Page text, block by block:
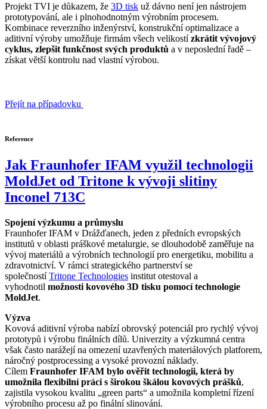
Projekt TVI je důkazem, že 3D tisk už dávno není jen nástrojem
prototypování, ale i plnohodnotným výrobním procesem.
Kombinace reverzního inženýrství, konstrukční optimalizace a
aditivní výroby umožňuje firmám všech velikostízkrátit vývojový
cyklus, zlepšit funkčnost svých produktů a v neposlední řadě –
získat větší kontrolu nad vlastní výrobou.
Přejít na případovku
Reference
Jak Fraunhofer IFAM využil technologii
MoldJet od Tritone k vývoji slitiny
Inconel 713C
Spojení výzkumu a průmyslu
Fraunhofer IFAM v Drážďanech, jeden z předních evropských
institutů v oblasti práškové metalurgie, se dlouhodobě zaměřuje na
vývoj materiálů a výrobních technologií pro energetiku, mobilitu a
zdravotnictví. V rámci strategického partnerství se
společnostíTritone Technologies institut otestoval a
vyhodnotil možnosti kovového 3D tisku pomocí technologie
MoldJet.
Výzva
Kovová aditivní výroba nabízí obrovský potenciál pro rychlý vývoj
prototypů i výrobu finálních dílů. Univerzity a výzkumná centra
však často narážejí na omezení uzavřených materiálových platforem,
náročný postprocessing a vysoké provozní náklady.
Cílem Fraunhofer IFAM bylo ověřit technologii, která by
umožnila flexibilní práci s širokou škálou kovových prášků,
zajistila vysokou kvalitu „green parts“ a umožnila kompletní řízení
výrobního procesu až po finální slinování.